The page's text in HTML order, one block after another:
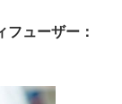
フューザー：